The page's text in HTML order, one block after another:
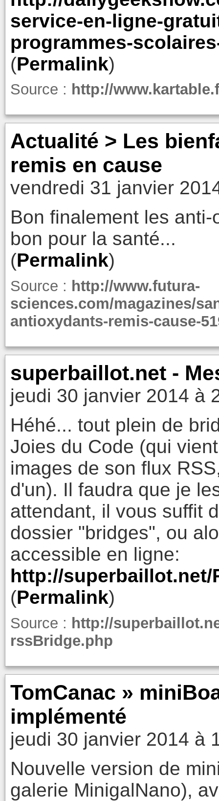
service-en-ligne-
programmes-
(Permalink)
Source : http://
Actualité > Les
remis en cause
vendredi 31 janvier
Bon finalement les
bon pour la santé...
(Permalink)
Source : http://www.futura-
sciences.com/magazines/
antioxydants-remis-cause-
superbaillot.net -
jeudi 30 janvier 2014 à
Héhé... tout plein de
Joies du Code (qui
images de son flux
d'un). Il faudra que je
attendant, il vous suffit
dossier "bridges", ou
accessible en ligne:
http://superbaillot.net/
(Permalink)
Source : http://
rssBridge.php
TomCanac »
implémenté
jeudi 30 janvier 2014 à
Nouvelle version de
galerie MinigalNano),